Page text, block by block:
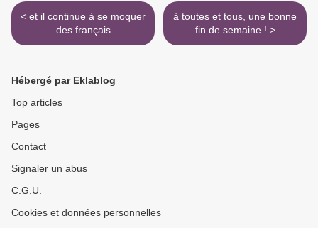
< et il continue à se moquer
des français
à toutes et tous, une bonne
fin de semaine ! >
Hébergé par Eklablog
Top articles
Pages
Contact
Signaler un abus
C.G.U.
Cookies et données personnelles